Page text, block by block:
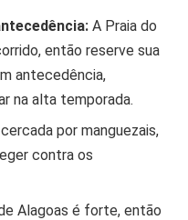
A Praia do
então reserve sua
antecedência,
na alta temporada.
por manguezais,
contra os
Alagoas é forte, então